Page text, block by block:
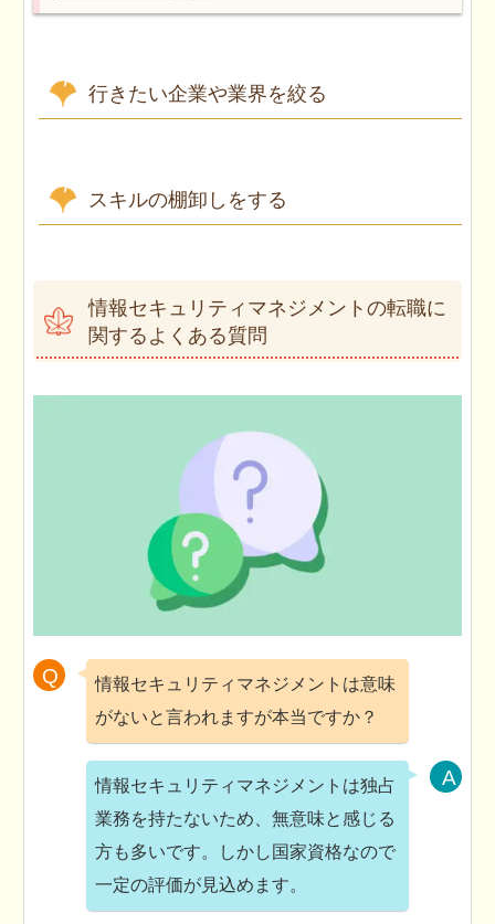
行きたい企業や業界を絞る
スキルの棚卸しをする
情報セキュリティマネジメントの転職に
関するよくある質問
情報セキュリティマネジメントは意味
がないと言われますが本当ですか？
情報セキュリティマネジメントは独占
業務を持たないため、無意味と感じる
方も多いです。しかし国家資格なので
一定の評価が見込めます。